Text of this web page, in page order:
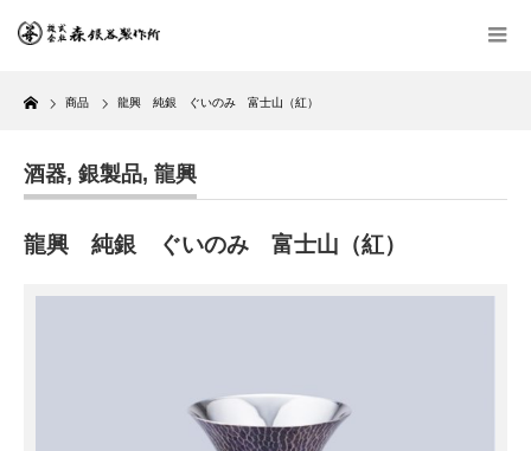
Home
商品 龍興 純銀 ぐいのみ 富士山（紅）
酒器, 銀製品, 龍興
龍興 純銀 ぐいのみ 富士山（紅）